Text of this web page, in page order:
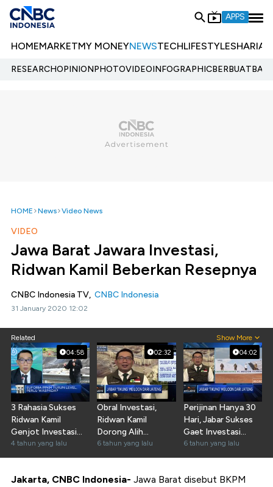
APPS
HOMEMARKETMY MONEYNEWSTECHLIFESTYLESHARIA
RESEARCHOPINIONPHOTOVIDEOINFOGRAPHIC
HOME News Video News
VIDEO
Jawa Barat Jawara Investasi,
Ridwan Kamil Beberkan Resepnya
CNBC Indonesia TV, CNBC Indonesia
31 January 2020 12:02
Related Show More
04:58
3 Rahasia Sukses
Ridwan Kamil
Genjot Investasi
Jawa Barat
4 tahun yang lalu
02:32
Obral Investasi,
Ridwan Kamil
Dorong Alih
Teknologi SDM
Lokal
6 tahun yang lalu
04:02
Perijinan Hanya 30
Hari, Jabar Sukses
Gaet Investasi
Meiloon
6 tahun yang lalu
Jakarta, CNBC Indonesia- Jawa Barat disebut BKPM